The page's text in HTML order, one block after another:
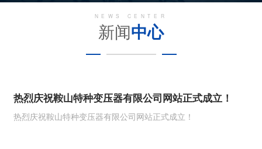
NEWS CENTER
新闻中心
热烈庆祝鞍山特种变压器有限公司网站正式成立！
热烈庆祝鞍山特种变压器有限公司网站正式成立！